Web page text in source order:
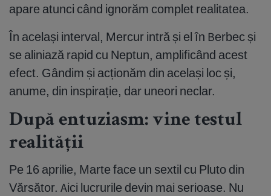
apare atunci când ignorăm complet realitatea.
În același interval, Mercur intră și el în Berbec și
se aliniază rapid cu Neptun, amplificând acest
efect. Gândim și acționăm din același loc și,
anume, din inspirație, dar uneori neclar.
După entuziasm: vine testul
realității
Pe 16 aprilie, Marte face un sextil cu Pluto din
Vărsător. Aici lucrurile devin mai serioase. Nu